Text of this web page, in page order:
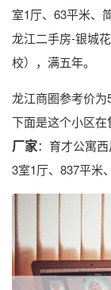
室1厅、63平米、
龙江二手房-银城
校），满五年。
龙江商圈参考价
下面是这个小区
厂家：育才公寓
3室1厅、837平米